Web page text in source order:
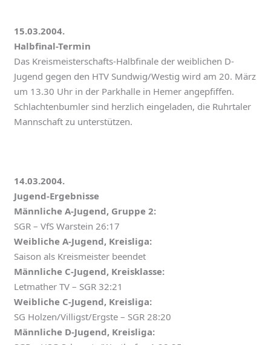
15.03.2004.
Halbfinal-Termin
Das Kreismeisterschafts-Halbfinale der weiblichen D-
Jugend gegen den HTV Sundwig/Westig wird am 20. März
um 13.30 Uhr in der Parkhalle in Hemer angepfiffen.
Schlachtenbumler sind herzlich eingeladen, die Ruhrtaler
Mannschaft zu unterstützen.
14.03.2004.
Jugend-Ergebnisse
Männliche A-Jugend, Gruppe 2:
SGR – VfS Warstein 26:17
Weibliche A-Jugend, Kreisliga:
Saison als Kreismeister beendet
Männliche C-Jugend, Kreisklasse:
Letmather TV – SGR 32:21
Weibliche C-Jugend, Kreisliga:
SG Holzen/Villigst/Ergste – SGR 28:20
Männliche D-Jugend, Kreisliga: